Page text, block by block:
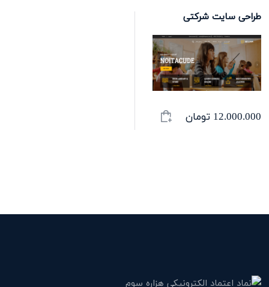
طراحی سایت شرکتی
12.000.000 تومان